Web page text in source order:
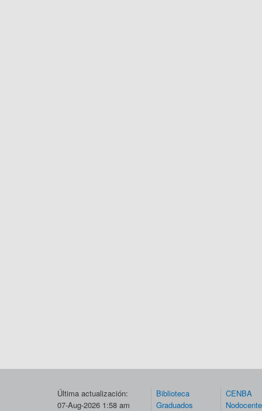
Última actualización:
07-Aug-2026 1:58 am
Biblioteca
Graduados
CENBA